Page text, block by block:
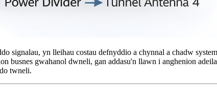
signalau, yn lleihau costau defnyddio a chynnal a chadw
busnes gwahanol dwneli, gan addasu'n llawn i anghenion
twneli.